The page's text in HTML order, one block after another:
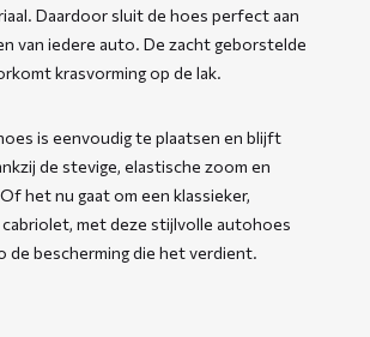
Daardoor sluit de hoes perfect aan
van iedere auto. De zacht geborstelde
krasvorming op de lak.
is eenvoudig te plaatsen en blijft
de stevige, elastische zoom en
het nu gaat om een klassieker,
met deze stijlvolle autohoes
de bescherming die het verdient.